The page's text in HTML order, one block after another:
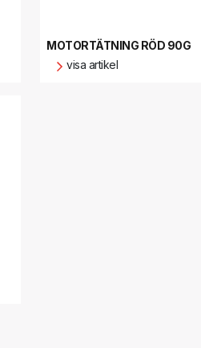
MOTORTÄTNING RÖD 90G
visa artikel